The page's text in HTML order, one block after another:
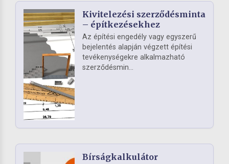
Kivitelezési szerződésminta
– építkezésekhez
Az építési engedély vagy egyszerű
bejelentés alapján végzett építési
tevékenységekre alkalmazható
szerződésmin...
Bírságkalkulátor